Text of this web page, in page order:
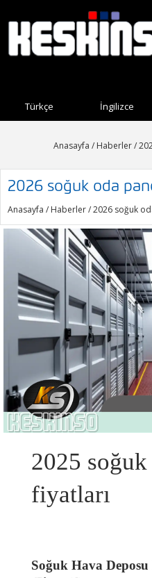
Arama formu
Türkçe İngilizce
Anasayfa / Haberler/
2026 soğuk oda
Anasayfa / Haberler/ 2026 soğuk
2025
fiyatları
Soğuk Hava